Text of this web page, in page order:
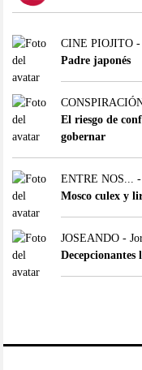
CINE PIOJITO -
Padre japonés
El riesgo de
gobernar
ENTRE NOS... -
Mosco culex y
JOSEANDO -
Decepcionantes